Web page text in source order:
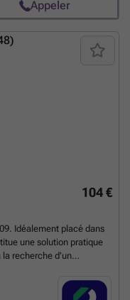
le lien suivant : ###
Appeler
104 €
Idéalement placé dans
une solution pratique
la recherche d'un
et un environnement